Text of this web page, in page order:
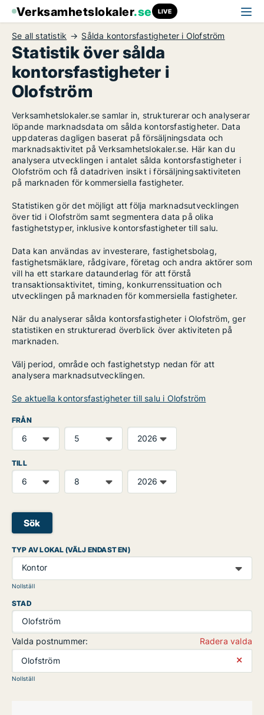
Verksamhetslokaler.se LIVE
Se all statistik Sålda kontorsfastigheter i Olofström
Statistik över sålda
kontorsfastigheter i
Olofström
Verksamhetslokaler.se samlar in, strukturerar och analyserar
löpande marknadsdata om sålda kontorsfastigheter. Data
uppdateras dagligen baserat på försäljningsdata och
marknadsaktivitet på Verksamhetslokaler.se. Här kan du
analysera utvecklingen i antalet sålda kontorsfastigheter i
Olofström och få datadriven insikt i försäljningsaktiviteten
på marknaden för kommersiella fastigheter.
Statistiken gör det möjligt att följa marknadsutvecklingen
över tid i Olofström samt segmentera data på olika
fastighetstyper, inklusive kontorsfastigheter till salu.
Data kan användas av investerare, fastighetsbolag,
fastighetsmäklare, rådgivare, företag och andra aktörer som
vill ha ett starkare dataunderlag för att förstå
transaktionsaktivitet, timing, konkurrenssituation och
utvecklingen på marknaden för kommersiella fastigheter.
När du analyserar sålda kontorsfastigheter i Olofström, ger
statistiken en strukturerad överblick över aktiviteten på
marknaden.
Välj period, område och fastighetstyp nedan för att
analysera marknadsutvecklingen.
Se aktuella kontorsfastigheter till salu i Olofström
FRÅN
TILL
Sök
TYP AV LOKAL (VÄLJ ENDAST EN)
Kontor
Nollställ
STAD
Olofström
Valda postnummer:
Radera valda
Olofström
⨯
Nollställ